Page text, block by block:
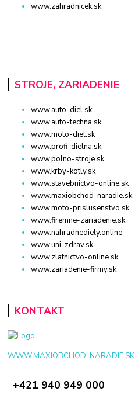
www.zahradnicek.sk
STROJE, ZARIADENIE
www.auto-diel.sk
www.auto-techna.sk
www.moto-diel.sk
www.profi-dielna.sk
www.polno-stroje.sk
www.krby-kotly.sk
www.stavebnictvo-online.sk
www.maxiobchod-naradie.sk
www.moto-prislusenstvo.sk
www.firemne-zariadenie.sk
www.nahradnediely.online
www.uni-zdrav.sk
www.zlatnictvo-online.sk
www.zariadenie-firmy.sk
KONTAKT
WWW.MAXIOBCHOD-NARADIE.SK
+421 940 949 000